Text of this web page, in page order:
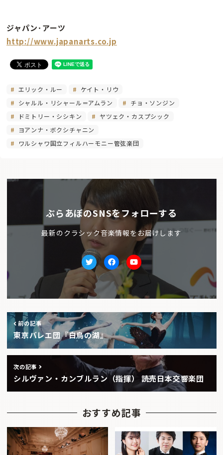
ジャパン･アーツ
http://www.japanarts.co.jp
エリック・ルー
ケイト・リウ
シャルル・リシャール＝アムラン
チョ・ソンジン
ドミトリー・シシキン
ヤツェク・カスプシック
ヨアンナ・ボクシチャニン
ワルシャワ国立フィルハーモニー管弦楽団
ぶらあぼのSNSをフォローする
最新のクラシック音楽情報をお届けします
TwitterfacebookYoutube
前の記事
東京バレエ団『白鳥の湖』
次の記事
シルヴァン・カンブルラン（指揮） 読売日本交響楽団
おすすめ記事